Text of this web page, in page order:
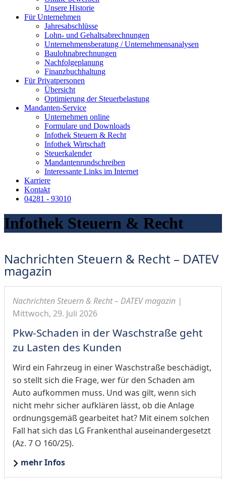
Unsere Historie
Für Unternehmen
Jahresabschlüsse
Lohn- und Gehaltsabrechnungen
Unternehmensberatung / Unternehmensanalysen
Baulohnabrechnungen
Nachfolgeplanung
Finanzbuchhaltung
Für Privatpersonen
Übersicht
Optimierung der Steuerbelastung
Mandanten-Service
Unternehmen online
Formulare und Downloads
Infothek Steuern & Recht
Infothek Wirtschaft
Steuerkalender
Mandantenrundschreiben
Interessante Links im Internet
Karriere
Kontakt
04281 - 93010
Infothek Steuern & Recht
Nachrichten Steuern & Recht – DATEV
magazin
Nachrichten Steuern & Recht – DATEV magazin |
Mittwoch, 29. Juli 2026
Pkw-Schaden in der Waschstraße geht
zu Lasten des Kunden
Wird ein Fahrzeug in einer Waschstraße beschädigt,
so stellt sich die Frage, wer für den Schaden am
Auto aufkommen muss. Und was gilt, wenn sich
nicht mehr sicher aufklären lässt, ob die Anlage
ordnungsgemäß gearbeitet hat? Mit einem solchen
Fall hat sich das LG Frankenthal auseinandergesetzt
(Az. 7 O 160/25).
mehr Infos